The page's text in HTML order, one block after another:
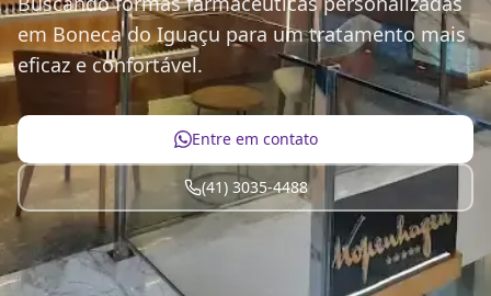
em Boneca do Iguaçu para um tratamento mais
eficaz e confortável.
Entre em contato
(41) 3035-4488